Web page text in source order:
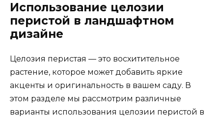
Использование целозии
перистой в ландшафтном
дизайне
Целозия перистая — это восхитительное
растение, которое может добавить яркие
акценты и оригинальность в вашем саду. В
этом разделе мы рассмотрим различные
варианты использования целозии перистой в